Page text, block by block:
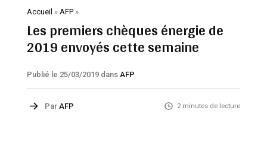
Accueil » AFP»
Les premiers chèques énergie de
2019 envoyés cette semaine
Publié le 25/03/2019 dans AFP
Par AFP 2 minutes de lecture